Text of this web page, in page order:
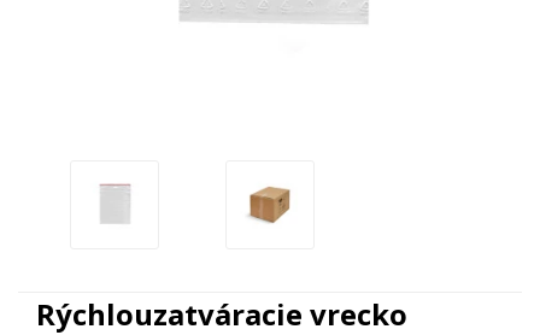
Rýchlouzatváracie vrecko